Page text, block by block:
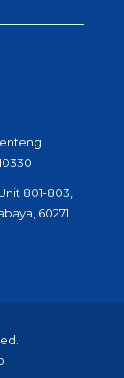
801-803,
60271